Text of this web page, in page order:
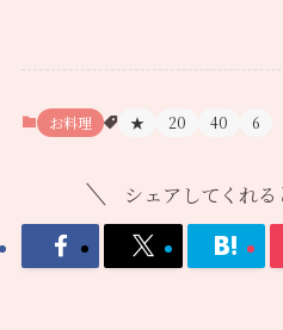
お料理 ★ 20 40 6
シェアしてくれる